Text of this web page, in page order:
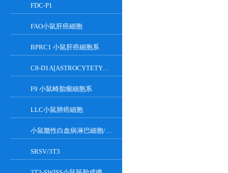
FDC-P1
FAO小鼠肝癌細胞
BPRC1 小鼠肝癌細胞系
C8-D1A[ASTROCYTETYPEICLONE]小鼠小腦細胞
F9 小鼠畸胎瘤細胞系
LLC小鼠肺癌細胞
小鼠髓性白血病淋巴細胞/小鼠白血病G-CSF依賴性細胞
SRSV/3T3